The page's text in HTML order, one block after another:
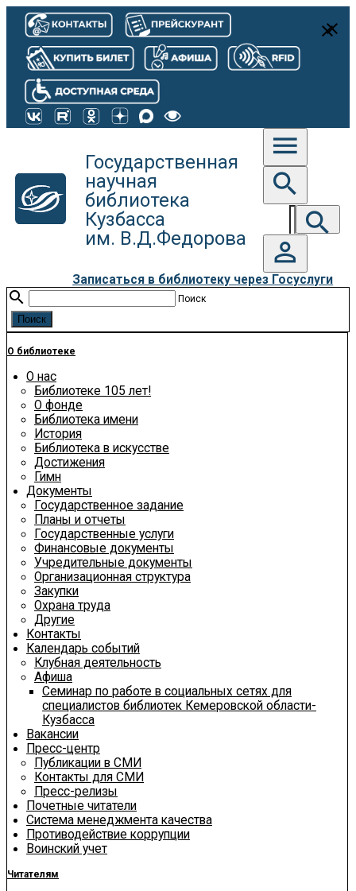
Государственная
научная
библиотека
Кузбасса
им. В.Д.Федорова
menu
search
search
person_outline
Записаться в библиотеку через Госуслуги
close
search Поиск
О библиотеке
О нас
Библиотеке 105 лет!
О фонде
Библиотека имени
История
Библиотека в искусстве
Достижения
Гимн
Документы
Государственное задание
Планы и отчеты
Государственные услуги
Финансовые документы
Учредительные документы
Организационная структура
Закупки
Охрана труда
Другие
Контакты
Календарь событий
Клубная деятельность
Афиша
Семинар по работе в социальных сетях для
специалистов библиотек Кемеровской области-
Кузбасса
Вакансии
Пресс-центр
Публикации в СМИ
Контакты для СМИ
Пресс-релизы
Почетные читатели
Система менеджмента качества
Противодействие коррупции
Воинский учет
Читателям
close